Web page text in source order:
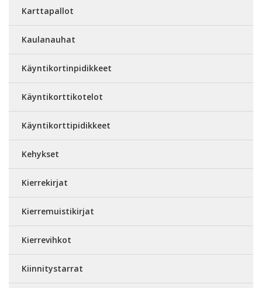
Karttapallot
Kaulanauhat
Käyntikortinpidikkeet
Käyntikorttikotelot
Käyntikorttipidikkeet
Kehykset
Kierrekirjat
Kierremuistikirjat
Kierrevihkot
Kiinnitystarrat